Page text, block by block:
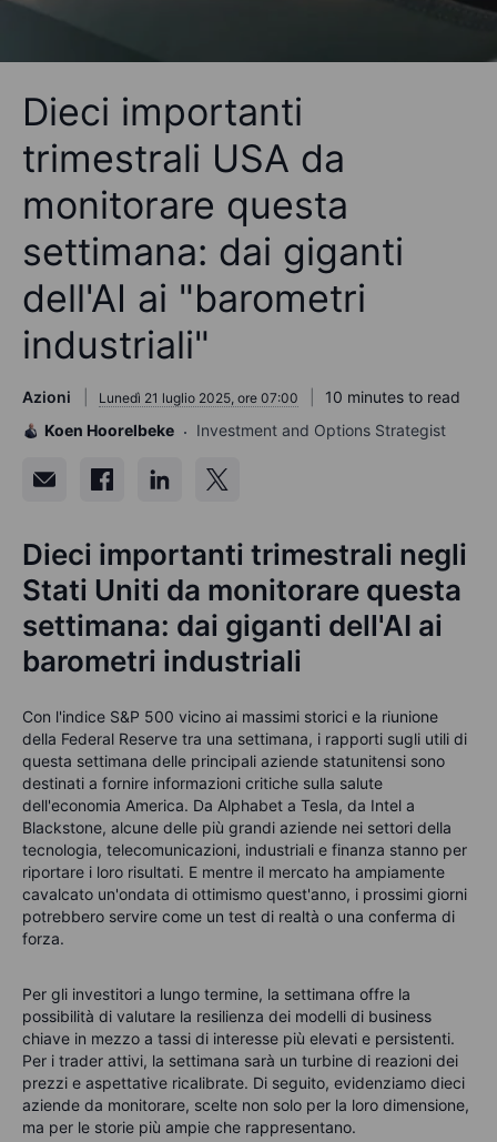
Dieci importanti
trimestrali USA da
monitorare questa
settimana: dai giganti
dell'AI ai "barometri
industriali"
Azioni Lunedì 21 luglio 2025, ore 07:00
10 minutes to read
Koen Hoorelbeke
Investment and Options Strategist
Dieci importanti trimestrali negli
Stati Uniti da monitorare questa
settimana: dai giganti dell'AI ai
barometri industriali
Con l'indice S&P 500 vicino ai massimi storici e la riunione
della Federal Reserve tra una settimana, i rapporti sugli utili di
questa settimana delle principali aziende statunitensi sono
destinati a fornire informazioni critiche sulla salute
dell'economia America. Da Alphabet a Tesla, da Intel a
Blackstone, alcune delle più grandi aziende nei settori della
tecnologia, telecomunicazioni, industriali e finanza stanno per
riportare i loro risultati. E mentre il mercato ha ampiamente
cavalcato un'ondata di ottimismo quest'anno, i prossimi giorni
potrebbero servire come un test di realtà o una conferma di
forza.
Per gli investitori a lungo termine, la settimana offre la
possibilità di valutare la resilienza dei modelli di business
chiave in mezzo a tassi di interesse più elevati e persistenti.
Per i trader attivi, la settimana sarà un turbine di reazioni dei
prezzi e aspettative ricalibrate. Di seguito, evidenziamo dieci
aziende da monitorare, scelte non solo per la loro dimensione,
ma per le storie più ampie che rappresentano.